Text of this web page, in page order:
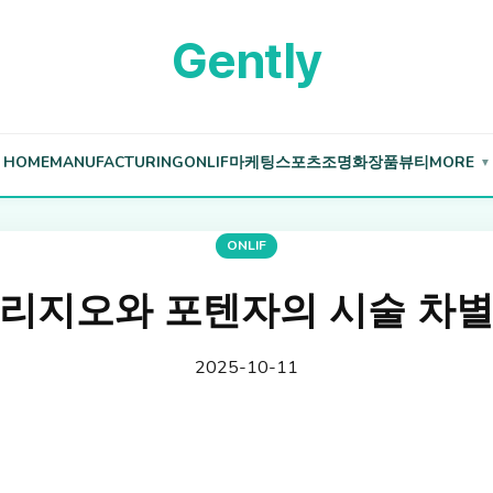
Gently
HOMEMANUFACTURINGONLIF마케팅스포츠조명화장품뷰티MORE ▼
ONLIF
지오와 포텐자의 시술 차
2025-10-11